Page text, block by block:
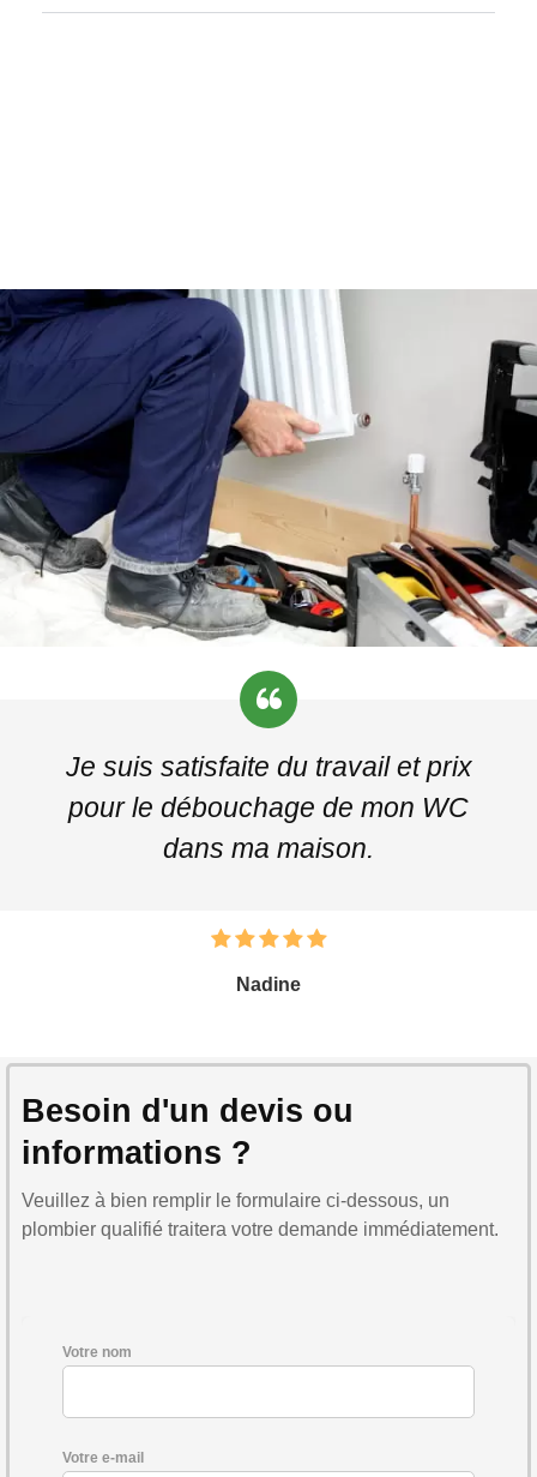
Je suis satisfaite du travail et prix
pour le débouchage de mon WC
dans ma maison.
Nadine
Besoin d'un devis ou
informations ?
Veuillez à bien remplir le formulaire ci-dessous, un
plombier qualifié traitera votre demande immédiatement.
Votre nom
Votre e-mail